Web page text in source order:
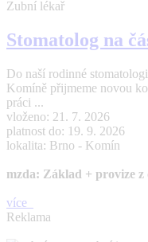
Zubní lékař
Stomatolog na
Do naší rodinné
Komíně přijmeme novou
práci ...
vloženo: 21. 7. 2026
platnost do: 19. 9. 2026
lokalita: Brno - Komín
mzda: Základ + provize z
více
Reklama